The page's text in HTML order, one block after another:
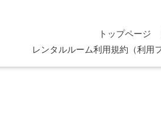
トップページ
レンタルルーム利用規約（利用